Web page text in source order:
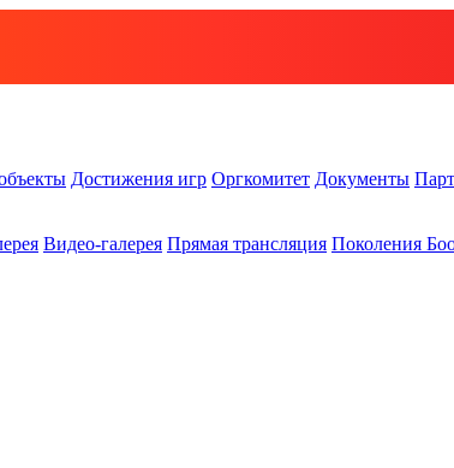
Достижения игр Оргкомитет Документы
Видео-галерея Прямая трансляция Поколения